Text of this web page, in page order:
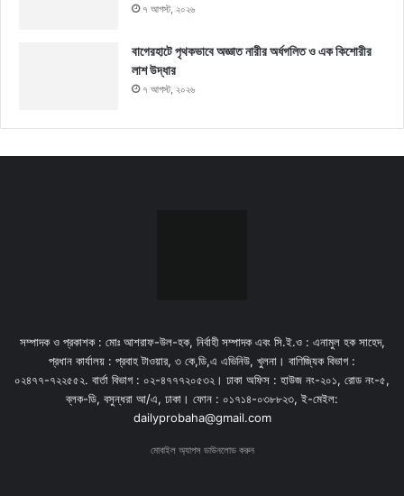
৭ আগস্ট, ২০২৬
বাগেরহাটে পৃথকভাবে অজ্ঞাত নারীর অর্ধগলিত ও এক কিশোরীর
লাশ উদ্ধার
৭ আগস্ট, ২০২৬
সম্পাদক ও প্রকাশক : মোঃ আশরাফ-উল-হক, নির্বাহী সম্পাদক এবং সি.ই.ও : এনামুল হক সাহেদ,
প্রধান কার্যালয় : প্রবাহ টাওয়ার, ৩ কে,ডি,এ এভিনিউ, খুলনা। বাণিজ্যিক বিভাগ :
০২৪৭৭-৭২২৫৫২. বার্তা বিভাগ : ০২-৪৭৭৭২০৫৩২। ঢাকা অফিস : হাউজ নং-২০১, রোড নং-৫,
ব্লক-ডি, বসুন্ধরা আ/এ, ঢাকা। ফোন : ০১৭১৪-০৩৮৮২৩, ই-মেইল:
dailyprobaha@gmail.com
মোবাইল অ্যাপস ডাউনলোড করুন